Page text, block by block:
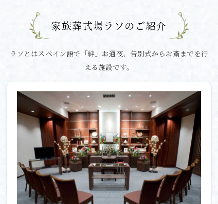
家族葬式場ラソのご紹介
ラソとはスペイン語で「絆」 お通夜、告別式からお斎までを行
える施設です。